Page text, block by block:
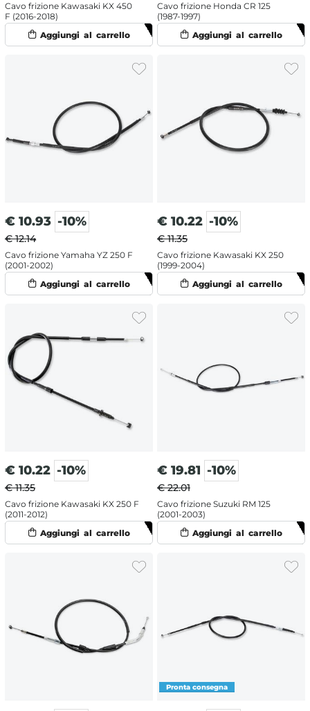
Cavo frizione Kawasaki KX 450
F (2016-2018)
Cavo frizione Honda CR 125
(1987-1997)
€ 10.93 -10%
€ 12.14
Cavo frizione Yamaha YZ 250 F
(2001-2002)
€ 10.22 -10%
€ 11.35
Cavo frizione Kawasaki KX 250
(1999-2004)
€ 10.22 -10%
€ 11.35
Cavo frizione Kawasaki KX 250 F
(2011-2012)
€ 19.81 -10%
€ 22.01
Cavo frizione Suzuki RM 125
(2001-2003)